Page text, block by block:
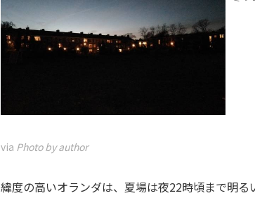
via Photo by author
緯度の高いオランダは、夏場は夜22時頃まで明